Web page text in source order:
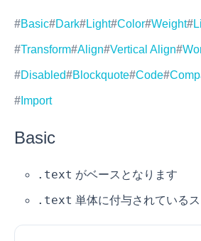
Basic Dark Light Color Weight
Transform Align Vertical Align
Disabled Blockquote Code
Import
Basic
.text がベースとなります
.text 単体に付与されている